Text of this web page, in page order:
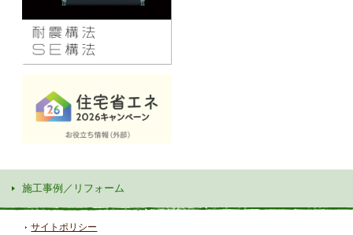
施工事例／リフォーム
サイトポリシー